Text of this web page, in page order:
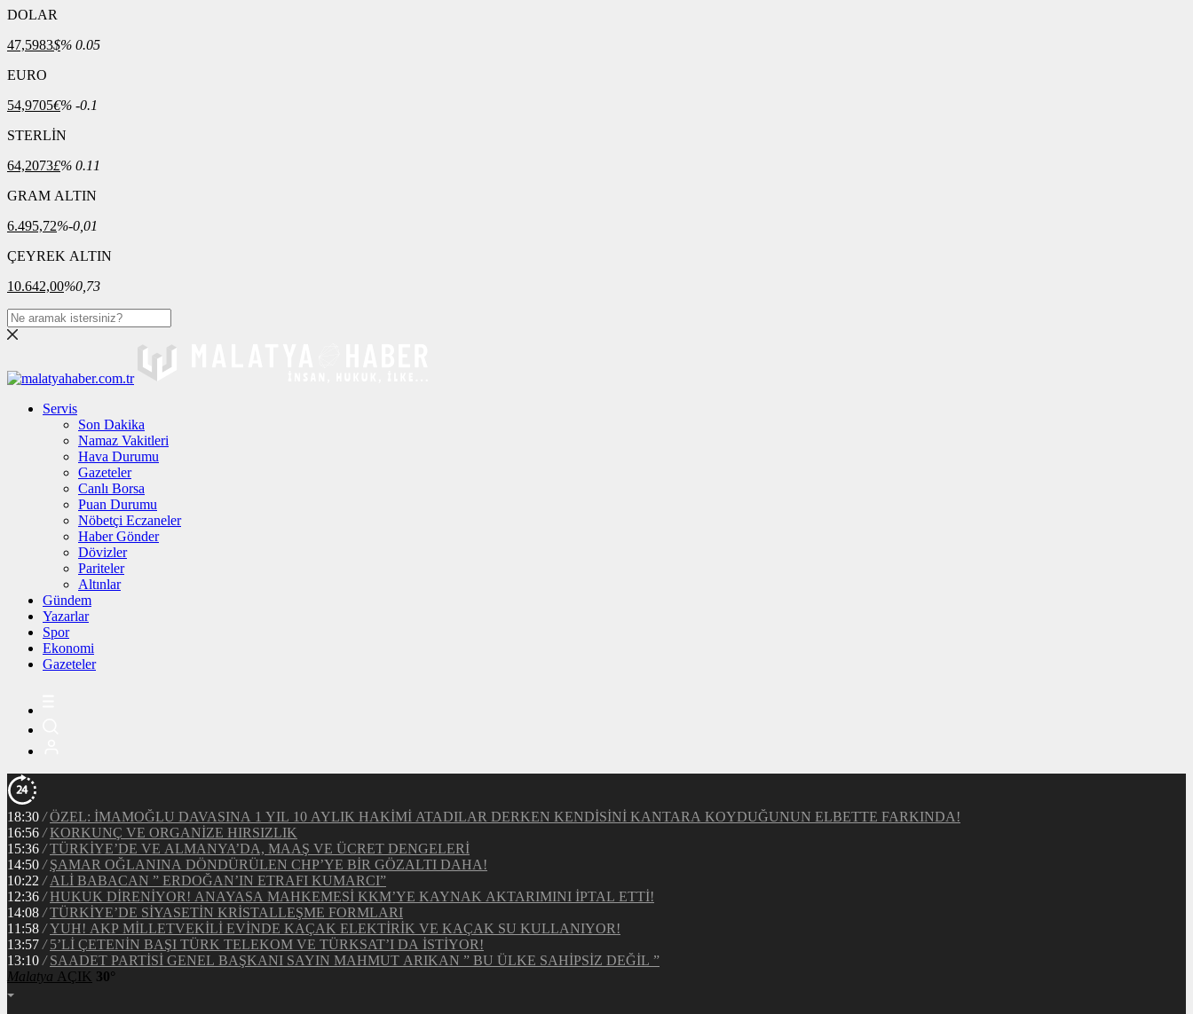
DOLAR
47,5983$% 0.05
EURO
54,9705€% -0.1
STERLİN
64,2073£% 0.11
GRAM ALTIN
6.495,72%-0,01
ÇEYREK ALTIN
10.642,00%0,73
Servis
Son Dakika
Namaz Vakitleri
Hava Durumu
Gazeteler
Canlı Borsa
Puan Durumu
Nöbetçi Eczaneler
Haber Gönder
Dövizler
Pariteler
Altınlar
Gündem
Yazarlar
Spor
Ekonomi
Gazeteler
18:30 / ÖZEL: İMAMOĞLU DAVASINA 1 YIL 10 AYLIK HAKİMİ ATADILAR DERKEN KENDİSİNİ KANTARA KOYDUĞUNUN ELBETTE FARKINDA!
16:56 / KORKUNÇ VE ORGANİZE HIRSIZLIK
15:36 / TÜRKİYE’DE VE ALMANYA’DA, MAAŞ VE ÜCRET DENGELERİ
14:50 / ŞAMAR OĞLANINA DÖNDÜRÜLEN CHP’YE BİR GÖZALTI DAHA!
10:22 / ALİ BABACAN ” ERDOĞAN’IN ETRAFI KUMARCI”
12:36 / HUKUK DİRENİYOR! ANAYASA MAHKEMESİ KKM’YE KAYNAK AKTARIMINI İPTAL ETTİ!
14:08 / TÜRKİYE’DE SİYASETİN KRİSTALLEŞME FORMLARI
11:58 / YUH! AKP MİLLETVEKİLİ EVİNDE KAÇAK ELEKTİRİK VE KAÇAK SU KULLANIYOR!
13:57 / 5’Lİ ÇETENİN BAŞI TÜRK TELEKOM VE TÜRKSAT’I DA İSTİYOR!
13:10 / SAADET PARTİSİ GENEL BAŞKANI SAYIN MAHMUT ARIKAN ” BU ÜLKE SAHİPSİZ DEĞİL ”
Malatya AÇIK 30°